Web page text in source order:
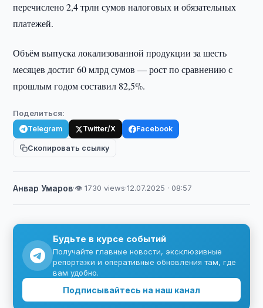
перечислено 2,4 трлн сумов налоговых и обязательных
платежей.
Объём выпуска локализованной продукции за шесть
месяцев достиг 60 млрд сумов — рост по сравнению с
прошлым годом составил 82,5%.
Поделиться:
Telegram Twitter/X Facebook
Скопировать ссылку
Анвар Умаров·👁 1730 views·12.07.2025 · 08:57
Будьте в курсе событий
Получайте главные новости, эксклюзивные
репортажи и оперативные обновления там, где
вам удобно.
Подписывайтесь на наш канал